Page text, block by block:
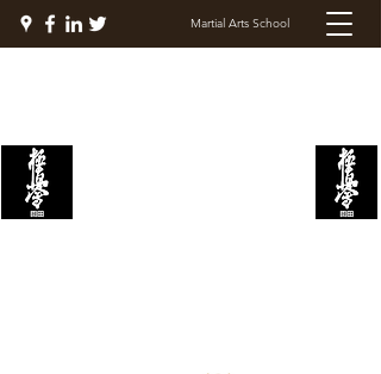
Martial Arts School